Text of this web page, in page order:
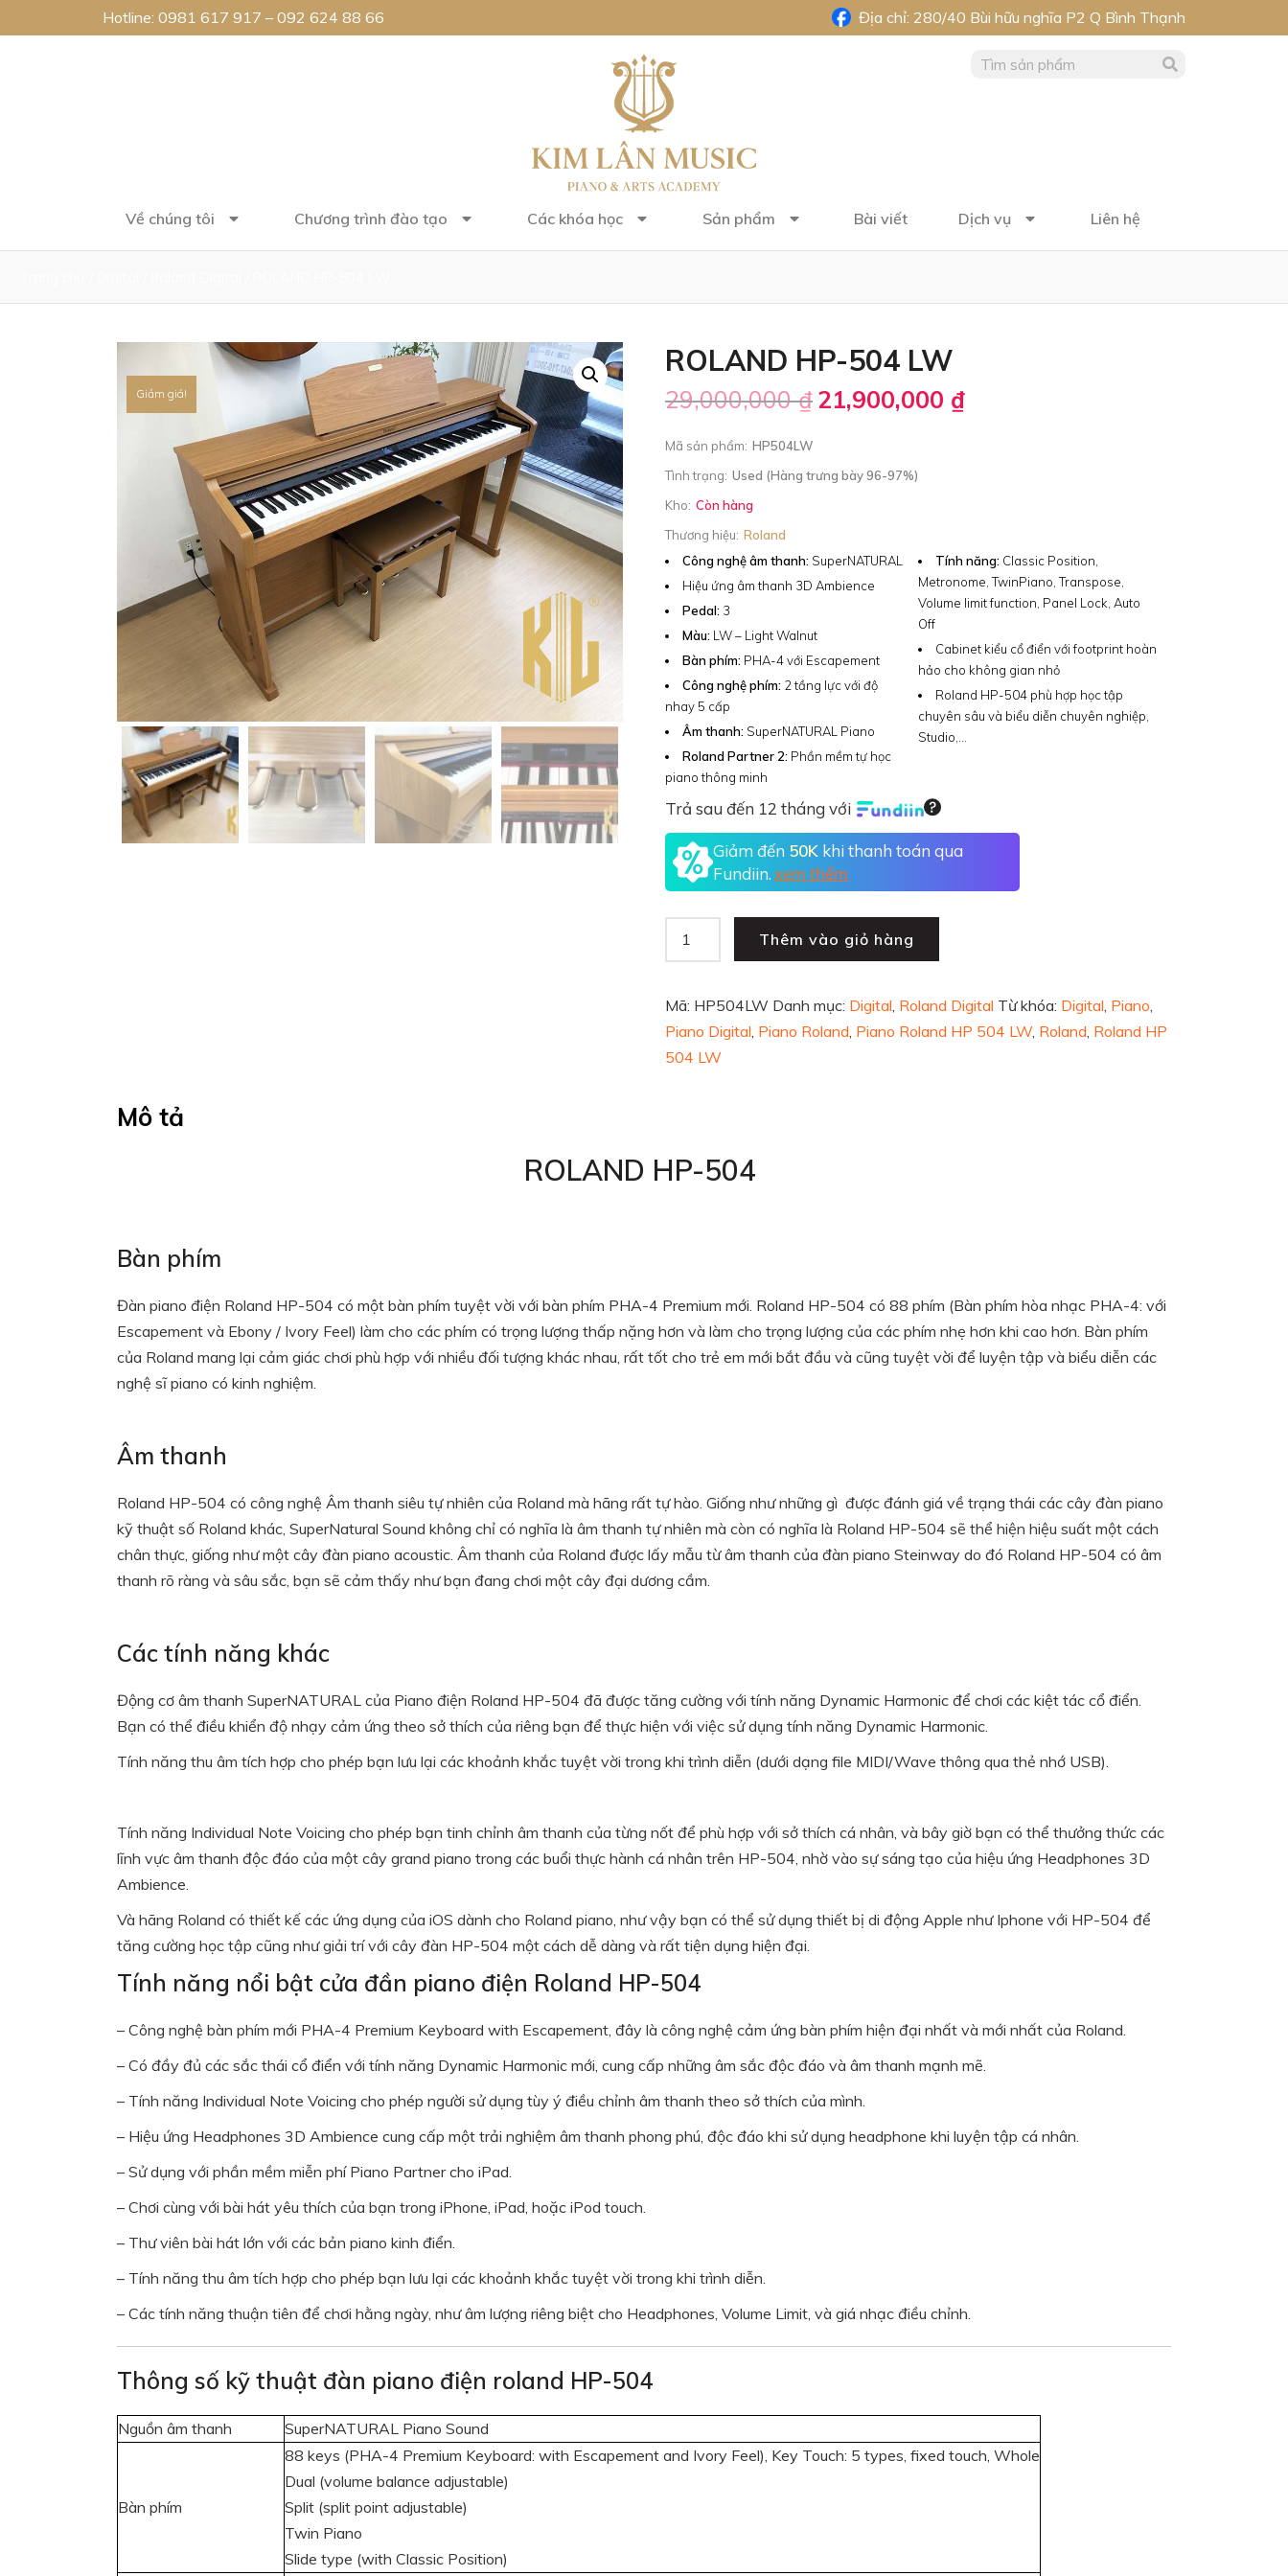
Hotline: 0981 617 917 – 092 624 88 66 Địa chỉ: 280/40 Bùi hữu nghĩa P2 Q Bình Thạnh
Về chúng tôi Chương trình đào tạo Các khóa học Sản phẩm Bài viết Dịch vụ Liên hệ
Giảm giá!
ROLAND HP-504 LW
29,000,000₫21,900,000 ₫
Mã sản phẩm: HP504LW
Tình trạng: Used (Hàng trưng bày 96-97%)
Kho: Còn hàng
Thương hiệu: Roland
Công nghệ âm thanh: SuperNATURAL
Hiệu ứng âm thanh 3D Ambience
Pedal: 3
Màu: LW – Light Walnut
Bàn phím: PHA-4 với Escapement
Công nghệ phím: 2 tầng lực với độ
nhay 5 cấp
Âm thanh: SuperNATURAL Piano
Roland Partner 2: Phần mềm tự học
piano thông minh
Tính năng: Classic Position,
Metronome, TwinPiano, Transpose,
Volume limit function, Panel Lock, Auto
Off
Cabinet kiểu cổ điển với footprint hoàn
hảo cho không gian nhỏ
Roland HP-504 phù hợp học tập
chuyên sâu và biểu diễn chuyên nghiệp,
Studio,…
Trả sau đến 12 tháng với
Giảm đến 50K khi thanh toán qua
Fundiin. xem thêm
Thêm vào giỏ hàng
Mã: HP504LW Danh mục: Digital, Roland Digital Từ khóa: Digital, Piano,
Piano Digital, Piano Roland, Piano Roland HP 504 LW, Roland, Roland HP
504 LW
Mô tả
ROLAND HP-504
Bàn phím
Đàn piano điện Roland HP-504 có một bàn phím tuyệt vời với bàn phím PHA-4 Premium mới. Roland HP-504 có 88 phím (Bàn phím hòa nhạc PHA-4: với
Escapement và Ebony / Ivory Feel) làm cho các phím có trọng lượng thấp nặng hơn và làm cho trọng lượng của các phím nhẹ hơn khi cao hơn. Bàn phím
của Roland mang lại cảm giác chơi phù hợp với nhiều đối tượng khác nhau, rất tốt cho trẻ em mới bắt đầu và cũng tuyệt vời để luyện tập và biểu diễn các
nghệ sĩ piano có kinh nghiệm.
Âm thanh
Roland HP-504 có công nghệ Âm thanh siêu tự nhiên của Roland mà hãng rất tự hào. Giống như những gì được đánh giá về trạng thái các cây đàn piano
kỹ thuật số Roland khác, SuperNatural Sound không chỉ có nghĩa là âm thanh tự nhiên mà còn có nghĩa là Roland HP-504 sẽ thể hiện hiệu suất một cách
chân thực, giống như một cây đàn piano acoustic. Âm thanh của Roland được lấy mẫu từ âm thanh của đàn piano Steinway do đó Roland HP-504 có âm
thanh rõ ràng và sâu sắc, bạn sẽ cảm thấy như bạn đang chơi một cây đại dương cầm.
Các tính năng khác
Động cơ âm thanh SuperNATURAL của Piano điện Roland HP-504 đã được tăng cường với tính năng Dynamic Harmonic để chơi các kiệt tác cổ điển.
Bạn có thể điều khiển độ nhạy cảm ứng theo sở thích của riêng bạn để thực hiện với việc sử dụng tính năng Dynamic Harmonic.
Tính năng thu âm tích hợp cho phép bạn lưu lại các khoảnh khắc tuyệt vời trong khi trình diễn (dưới dạng file MIDI/Wave thông qua thẻ nhớ USB).
Tính năng Individual Note Voicing cho phép bạn tinh chỉnh âm thanh của từng nốt để phù hợp với sở thích cá nhân, và bây giờ bạn có thể thưởng thức các
lĩnh vực âm thanh độc đáo của một cây grand piano trong các buổi thực hành cá nhân trên HP-504, nhờ vào sự sáng tạo của hiệu ứng Headphones 3D
Ambience.
Và hãng Roland có thiết kế các ứng dụng của iOS dành cho Roland piano, như vậy bạn có thể sử dụng thiết bị di động Apple như Iphone với HP-504 để
tăng cường học tập cũng như giải trí với cây đàn HP-504 một cách dễ dàng và rất tiện dụng hiện đại.
Tính năng nổi bật cửa đần piano điện Roland HP-504
– Công nghệ bàn phím mới PHA-4 Premium Keyboard with Escapement, đây là công nghệ cảm ứng bàn phím hiện đại nhất và mới nhất của Roland.
– Có đầy đủ các sắc thái cổ điển với tính năng Dynamic Harmonic mới, cung cấp những âm sắc độc đáo và âm thanh mạnh mẽ.
– Tính năng Individual Note Voicing cho phép người sử dụng tùy ý điều chỉnh âm thanh theo sở thích của mình.
– Hiệu ứng Headphones 3D Ambience cung cấp một trải nghiệm âm thanh phong phú, độc đáo khi sử dụng headphone khi luyện tập cá nhân.
– Sử dụng với phần mềm miễn phí Piano Partner cho iPad.
– Chơi cùng với bài hát yêu thích của bạn trong iPhone, iPad, hoặc iPod touch.
– Thư viên bài hát lớn với các bản piano kinh điển.
– Tính năng thu âm tích hợp cho phép bạn lưu lại các khoảnh khắc tuyệt vời trong khi trình diễn.
– Các tính năng thuận tiên để chơi hằng ngày, như âm lượng riêng biệt cho Headphones, Volume Limit, và giá nhạc điều chỉnh.
Thông số kỹ thuật đàn piano điện roland HP-504
Nguồn âm thanh SuperNATURAL Piano Sound
Bàn phím
88 keys (PHA-4 Premium Keyboard: with Escapement and Ivory Feel), Key Touch: 5 types, fixed touch, Whole
Dual (volume balance adjustable)
Split (split point adjustable)
Twin Piano
Slide type (with Classic Position)